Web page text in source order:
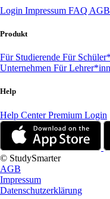
Login Impressum FAQ AGB
Produkt
Für Studierende Für
Unternehmen Für
Help
Help CenterPremium Login
© StudySmarter
AGB
Impressum
Datenschutzerklärung